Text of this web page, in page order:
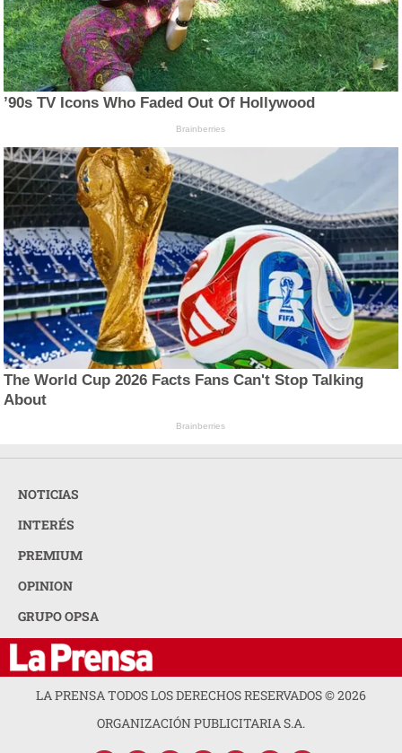
’90s TV Icons Who Faded Out Of Hollywood
Brainberries
The World Cup 2026 Facts Fans Can't Stop Talking
About
Brainberries
NOTICIAS
INTERÉS
PREMIUM
OPINION
GRUPO OPSA
LA PRENSA TODOS LOS DERECHOS RESERVADOS ©2026
ORGANIZACIÓN PUBLICITARIA S.A.